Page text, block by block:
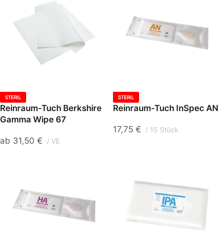
STERIL
Reinraum-Tuch Berkshire
Gamma Wipe 67
ab 31,50 € VE
STERIL
Reinraum-Tuch InSpec AN
17,75 € 15 Stück